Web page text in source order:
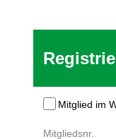
Mitglied im
Mitgliedsnr.